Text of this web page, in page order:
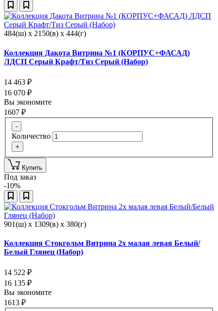
484(ш) x 2150(в) x 444(г)
Коллекция Дакота Витрина №1 (КОРПУС+ФАСАД)
ЛДСП Серый Крафт/Тиз Серый (Набор)
14 463 ₽
16 070 ₽
Вы экономите
1607 ₽
-
Количество
+
Купить
Под заказ
-10%
901(ш) x 1309(в) x 380(г)
Коллекция Стокгольм Витрина 2х малая левая Белый/
Белый Глянец (Набор)
14 522 ₽
16 135 ₽
Вы экономите
1613 ₽